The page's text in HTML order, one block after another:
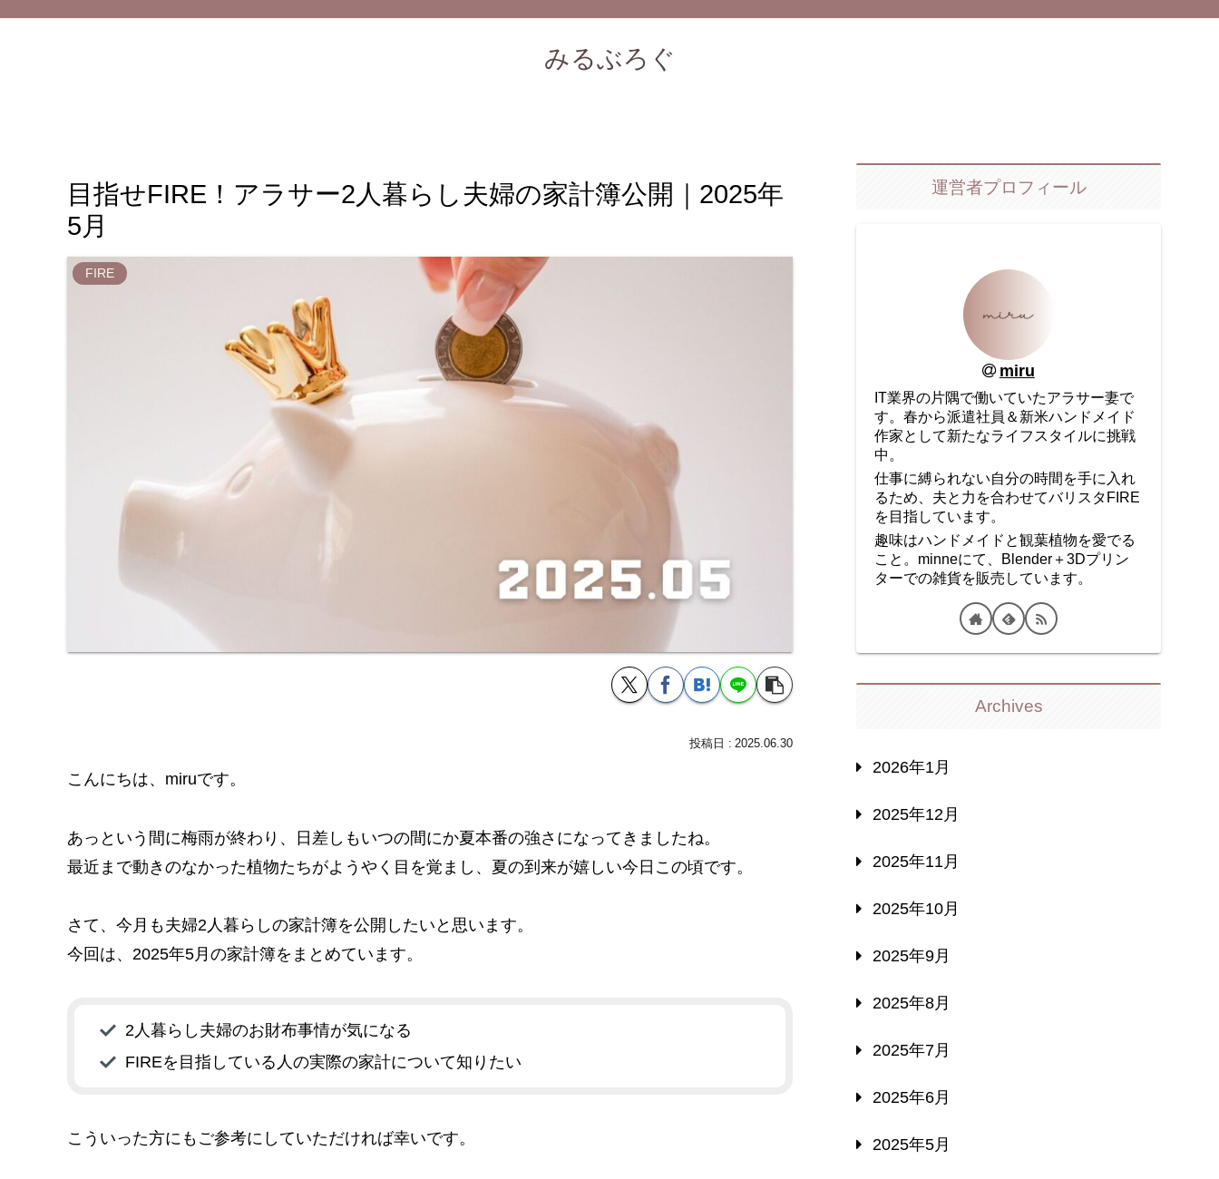
みるぶろぐ
目指せFIRE！アラサー2人暮らし夫婦の家計簿公開｜2025年
5月
FIRE
2025.06.30
こんにちは、miruです。
あっという間に梅雨が終わり、日差しもいつの間にか夏本番の強さになってきましたね。
最近まで動きのなかった植物たちがようやく目を覚まし、夏の到来が嬉しい今日この頃です。
さて、今月も夫婦2人暮らしの家計簿を公開したいと思います。
今回は、2025年5月の家計簿をまとめています。
2人暮らし夫婦のお財布事情が気になる
FIREを目指している人の実際の家計について知りたい
こういった方にもご参考にしていただければ幸いです。
運営者プロフィール
miru
IT業界の片隅で働いていたアラサー妻で
す。春から派遣社員＆新米ハンドメイド
作家として新たなライフスタイルに挑戦
中。
仕事に縛られない自分の時間を手に入れ
るため、夫と力を合わせてバリスタFIRE
を目指しています。
趣味はハンドメイドと観葉植物を愛でる
こと。minneにて、Blender＋3Dプリン
ターでの雑貨を販売しています。
Archives
2026年1月
2025年12月
2025年11月
2025年10月
2025年9月
2025年8月
2025年7月
2025年6月
2025年5月